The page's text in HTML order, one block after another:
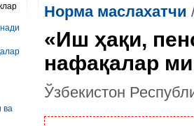
ва
Норма маслахатчи
«Иш ҳақи,
нафақалар
Ўзбекистон